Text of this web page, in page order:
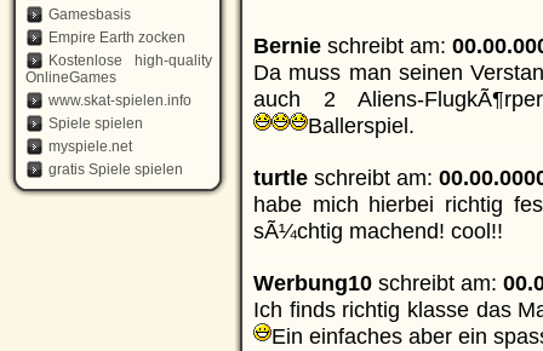
Gamesbasis
Empire Earth zocken
Kostenlose high-quality
OnlineGames
www.skat-spielen.info
Spiele spielen
myspiele.net
gratis Spiele spielen
Bernie schreibt am:
Da muss man seinen
auch 2 Aliens-
Ballerspiel.
turtle schreibt am:
habe mich hierbei richtig
sÃ¼chtig machend! cool!!
Werbung10 schreibt am:
Ich finds richtig klasse das
Ein einfaches aber ein